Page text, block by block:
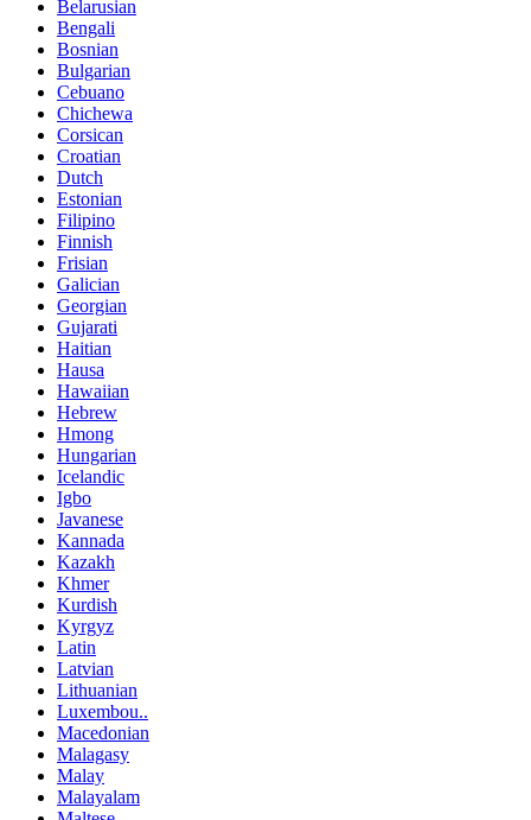
Belarusian
Bengali
Bosnian
Bulgarian
Cebuano
Chichewa
Corsican
Croatian
Dutch
Estonian
Filipino
Finnish
Frisian
Galician
Georgian
Gujarati
Haitian
Hausa
Hawaiian
Hebrew
Hmong
Hungarian
Icelandic
Igbo
Javanese
Kannada
Kazakh
Khmer
Kurdish
Kyrgyz
Latin
Latvian
Lithuanian
Luxembou..
Macedonian
Malagasy
Malay
Malayalam